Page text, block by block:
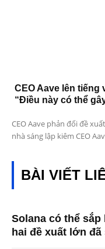
CEO Aave lên tiếng
“Điều này có thể
CEO Aave phản đối đề
nhà sáng lập kiêm CEO
BÀI VIẾT
Solana có thể
hai đề xuất lớn đã